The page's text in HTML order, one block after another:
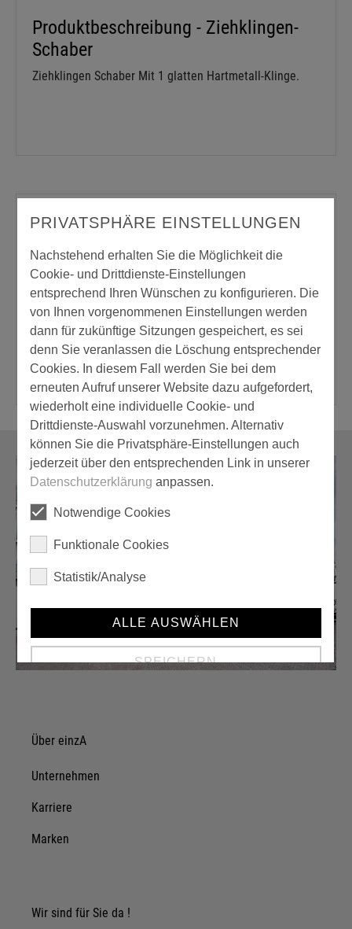
Produktbeschreibung - Ziehklingen-
Schaber
Ziehklingen Schaber Mit 1 glatten Hartmetall-Klinge.
Passende Produkte oder Zubehör
Ziehklingen-Schaber
Ersatzklingen
Über einzA
Unternehmen
Karriere
Marken
Wir sind für Sie da !
PRIVATSPHÄRE EINSTELLUNGEN
Nachstehend erhalten Sie die Möglichkeit die
Cookie- und Drittdienste-Einstellungen
entsprechend Ihren Wünschen zu konfigurieren. Die
von Ihnen vorgenommenen Einstellungen werden
dann für zukünftige Sitzungen gespeichert, es sei
denn Sie veranlassen die Löschung entsprechender
Cookies. In diesem Fall werden Sie bei dem
erneuten Aufruf unserer Website dazu aufgefordert,
wiederholt eine individuelle Cookie- und
Drittdienste-Auswahl vorzunehmen. Alternativ
können Sie die Privatsphäre-Einstellungen auch
jederzeit über den entsprechenden Link in unserer
Datenschutzerklärung anpassen.
Notwendige Cookies
Funktionale Cookies
Statistik/Analyse
ALLE AUSWÄHLEN
SPEICHERN